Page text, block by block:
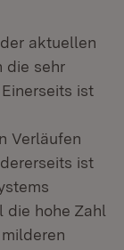
aktuellen
die sehr
ist
Verläufen
ist
die hohe Zahl